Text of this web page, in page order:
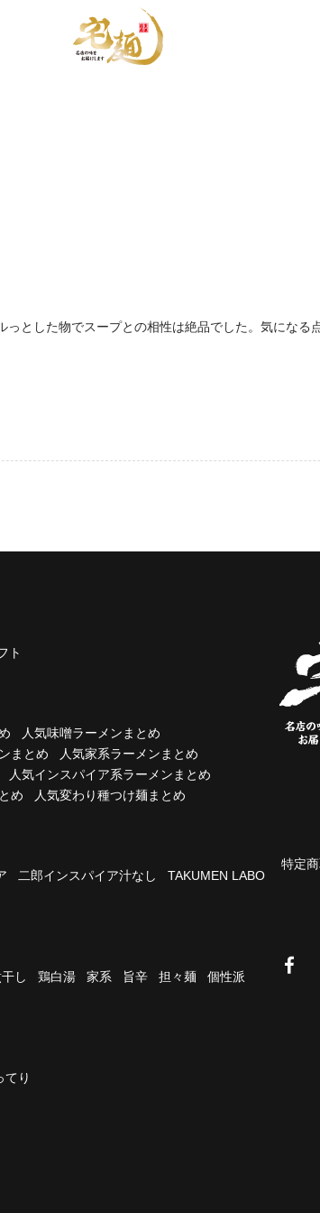
とした物でスープとの相性は絶品でした。気にな
ト
人気味噌ラーメンまとめ
まとめ
人気家系ラーメンまとめ
人気インスパイア系ラーメンまとめ
め 人気変わり種つけ麺まとめ
二郎インスパイア汁なし
TAKUMEN LABO
し 鶏白湯 家系 旨辛 担々麺
個性派
てり
特定